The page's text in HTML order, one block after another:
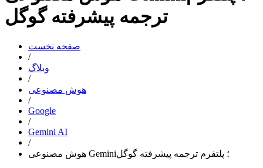
ترجمه پیشرفته گوگل
صفحه نخست
/
وبلاگ
/
هوش مصنوعی
/
Google
/
Gemini AI
/
هوش مصنوعی Gemini؛ پلتفرم ترجمه پیشرفته گوگل